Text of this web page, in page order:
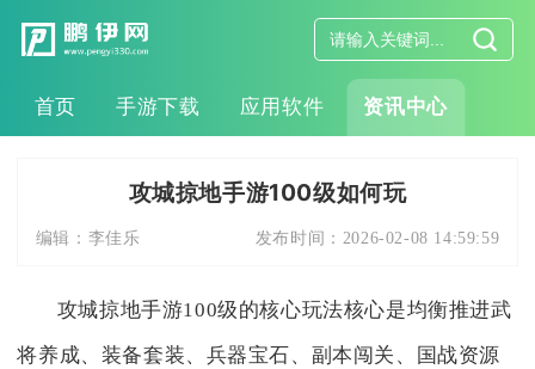
首页 手游下载 应用软件 资讯中心
攻城掠地手游100级如何玩
编辑： 李佳乐 发布时间： 2026-02-08 14:59:59
攻城掠地手游100级的核心玩法核心是均衡推进武
将养成、装备套装、兵器宝石、副本闯关、国战资源